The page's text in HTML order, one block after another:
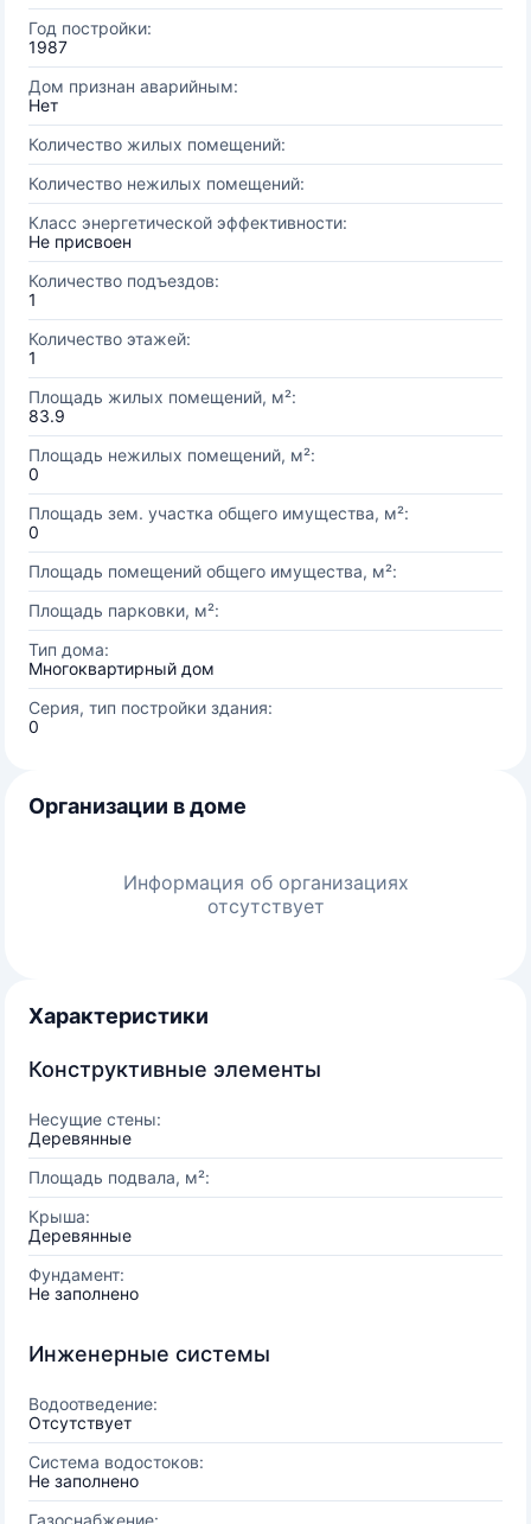
Год постройки:
1987
Дом признан аварийным:
Нет
Количество жилых помещений:
Количество нежилых помещений:
Класс энергетической эффективности:
Не присвоен
Количество подъездов:
1
Количество этажей:
1
Площадь жилых помещений, м²:
83.9
Площадь нежилых помещений, м²:
0
Площадь зем. участка общего имущества, м²:
0
Площадь помещений общего имущества, м²:
Площадь парковки, м²:
Тип дома:
Многоквартирный дом
Серия, тип постройки здания:
0
Организации в доме
Информация об организациях
отсутствует
Характеристики
Конструктивные элементы
Несущие стены:
Деревянные
Площадь подвала, м²:
Крыша:
Деревянные
Фундамент:
Не заполнено
Инженерные системы
Водоотведение:
Отсутствует
Система водостоков:
Не заполнено
Газоснабжение: